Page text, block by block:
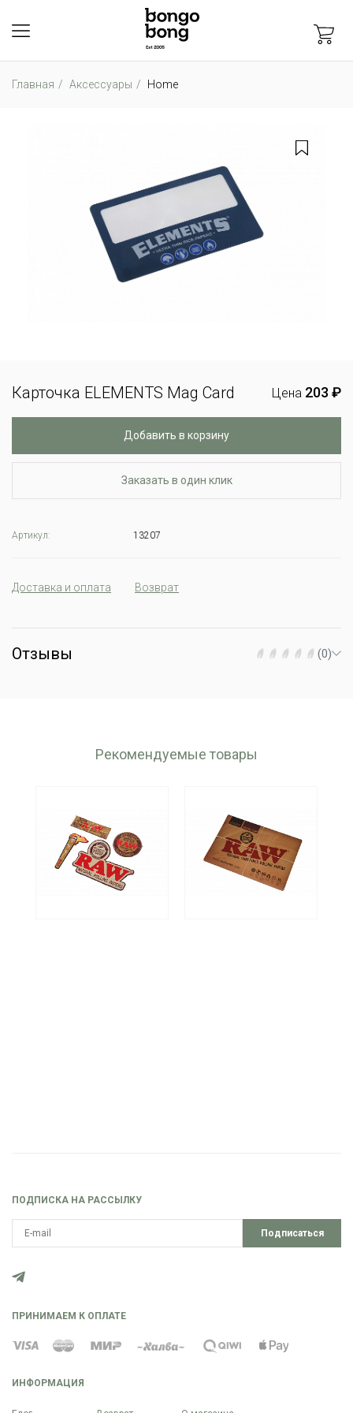
Главная Аксессуары Home
Карточка ELEMENTS Mag Card Цена 203 ₽
Добавить в корзину
Заказать в один клик
Артикул: 13207
Доставка и оплата Возврат
Отзывы (0)
Рекомендуемые товары
ИНФОРМАЦИЯ
ПОДПИСКА НА РАССЫЛКУ
Подписаться
ПРИНИМАЕМ К ОПЛАТЕ